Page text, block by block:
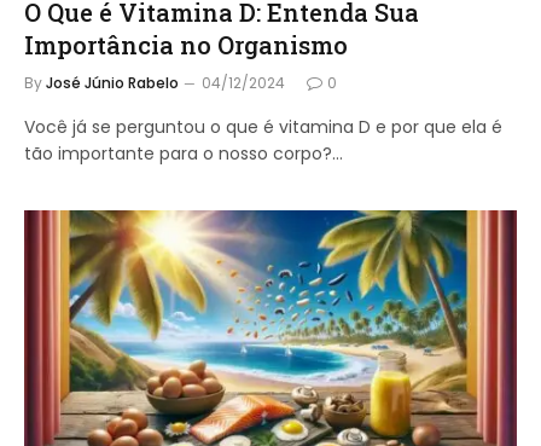
O Que é Vitamina D: Entenda Sua
Importância no Organismo
ByJosé Júnio Rabelo 04/12/2024 0
Você já se perguntou o que é vitamina D e por que ela é
tão importante para o nosso corpo?…